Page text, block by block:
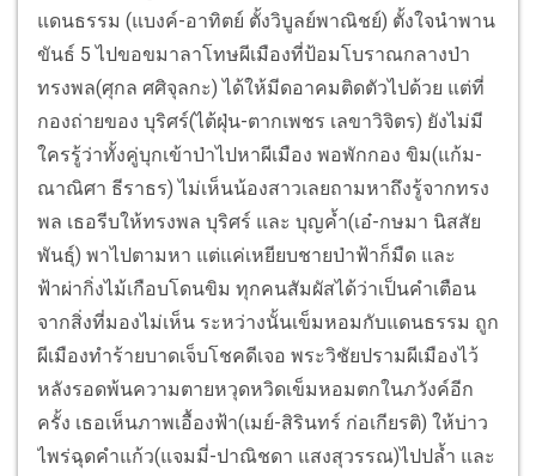
แดนธรรม (แบงค์-อาทิตย์ ตั้งวิบูลย์พาณิชย์) ตั้งใจนำพาน
ขันธ์ 5 ไปขอขมาลาโทษผีเมืองที่ป้อมโบราณกลางป่า
ทรงพล(ศุกล ศศิจุลกะ) ได้ให้มีดอาคมติดตัวไปด้วย แต่ที่
กองถ่ายของ บุริศร์(ไต้ฝุ่น-ตากเพชร เลขาวิจิตร) ยังไม่มี
ใครรู้ว่าทั้งคู่บุกเข้าป่าไปหาผีเมือง พอพักกอง ขิม(แก้ม-
ณาณิศา ธีราธร) ไม่เห็นน้องสาวเลยถามหาถึงรู้จากทรง
พล เธอรีบให้ทรงพล บุริศร์ และ บุญค้ำ(เอ๋-กษมา นิสสัย
พันธุ์) พาไปตามหา แต่แค่เหยียบชายป่าฟ้าก็มืด และ
ฟ้าผ่ากิ่งไม้เกือบโดนขิม ทุกคนสัมผัสได้ว่าเป็นคำเตือน
จากสิ่งที่มองไม่เห็น ระหว่างนั้นเข็มหอมกับแดนธรรม ถูก
ผีเมืองทำร้ายบาดเจ็บโชคดีเจอ พระวิชัยปรามผีเมืองไว้
หลังรอดพ้นความตายหวุดหวิดเข็มหอมตกในภวังค์อีก
ครั้ง เธอเห็นภาพเอื้องฟ้า(เมย์-สิรินทร์ ก่อเกียรติ) ให้บ่าว
ไพร่ฉุดคำแก้ว(แจมมี่-ปาณิชดา แสงสุวรรณ)ไปปล้ำ และ